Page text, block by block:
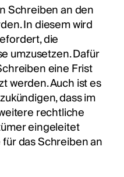
Schreiben an den
In diesem wird
die
umzusetzen. Dafür
eine Frist
werden. Auch ist es
dass im
rechtliche
eingeleitet
das Schreiben an